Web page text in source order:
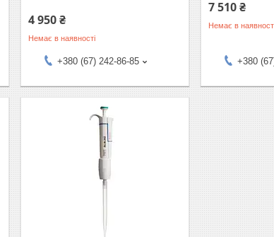
4 950 ₴
Немає в наявності
+380 (67) 242-86-85
7 510 ₴
Немає в
+380